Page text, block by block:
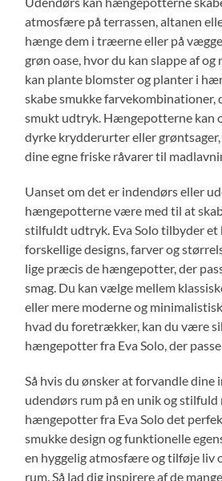
atmosfære på terrassen, altanen
hænge dem i træerne eller på
grøn oase, hvor du kan slappe af og
kan plante blomster og planter i
skabe smukke farvekombinationer,
smukt udtryk. Hængepotterne kan
dyrke krydderurter eller grøntsager,
dine egne friske råvarer til
Uanset om det er indendørs eller
hængepotterne være med til at
stilfuldt udtryk. Eva Solo tilbyder et
forskellige designs, farver og
lige præcis de hængepotter, der
smag. Du kan vælge mellem
eller mere moderne og
hvad du foretrækker, kan du være
hængepotter fra Eva Solo, der
Så hvis du ønsker at forvandle dine
udendørs rum på en unik og stilfuld
hængepotter fra Eva Solo det
smukke design og funktionelle
en hyggelig atmosfære og tilføje liv
rum. Så lad dig inspirere af de